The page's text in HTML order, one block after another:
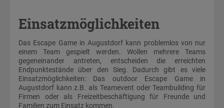
Einsatzmöglichkeiten
Das Escape Game in Augustdorf kann problemlos von nur
einem Team gespielt werden. Wollen mehrere Teams
gegeneinander antreten, entscheiden die erreichten
Endpunktestände über den Sieg. Dadurch gibt es viele
Einsatzmöglichkeiten: Das outdoor Escape Game in
Augustdorf kann z.B. als Teamevent oder Teambuilding für
Firmen oder als Freizeitbeschäftigung für Freunde und
Familien zum Einsatz kommen.